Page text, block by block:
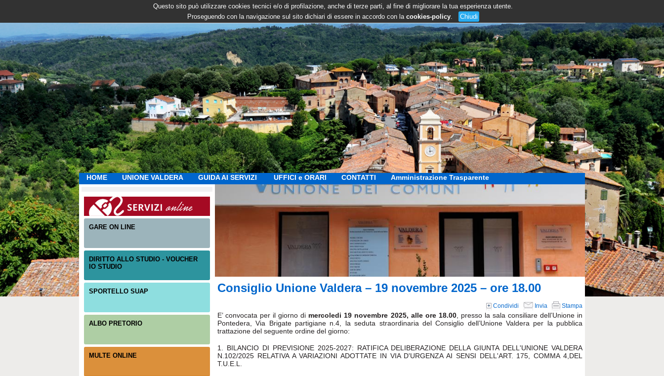
Questo sito può utilizzare cookies tecnici e/o di profilazione, anche di terze parti, al fine di migliorare la tua esperienza utente.
Proseguendo con la navigazione sul sito dichiari di essere in accordo con la cookies-policy. Chiudi
HOME UNIONE VALDERA GUIDA AI SERVIZI UFFICI e ORARI CONTATTI Amministrazione Trasparente
Consiglio Unione Valdera – 19 novembre 2025 – ore 18.00
Condividi Invia Stampa
E’ convocata per il giorno di mercoledi 19 novembre 2025, alle ore 18.00, presso la sala consiliare dell’Unione in
Pontedera, Via Brigate partigiane n.4, la seduta straordinaria del Consiglio dell’Unione Valdera per la pubblica
trattazione del seguente ordine del giorno:
1. BILANCIO DI PREVISIONE 2025-2027: RATIFICA DELIBERAZIONE DELLA GIUNTA DELL'UNIONE VALDERA
N.102/2025 RELATIVA A VARIAZIONI ADOTTATE IN VIA D'URGENZA AI SENSI DELL'ART. 175, COMMA 4,DEL
T.U.E.L.
GARE ON LINE
DIRITTO ALLO STUDIO - VOUCHER
IO STUDIO
SPORTELLO SUAP
ALBO PRETORIO
MULTE ONLINE